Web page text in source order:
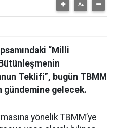
“Milli
Teklifi”, bugün TBMM
gündemine gelecek.
yönelik TBMM’ye